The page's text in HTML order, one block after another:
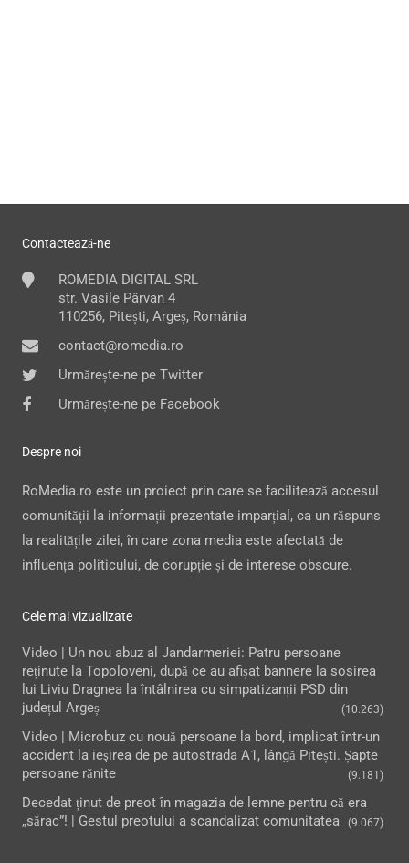
Contactează-ne
ROMEDIA DIGITAL SRL
str. Vasile Pârvan 4
110256, Pitești, Argeș, România
contact@romedia.ro
Urmărește-ne pe Twitter
Urmărește-ne pe Facebook
Despre noi
RoMedia.ro este un proiect prin care se facilitează accesul
comunității la informații prezentate imparțial, ca un răspuns
la realitățile zilei, în care zona media este afectată de
influența politicului, de corupție și de interese obscure.
Cele mai vizualizate
Video | Un nou abuz al Jandarmeriei: Patru persoane
reținute la Topoloveni, după ce au afișat bannere la sosirea
lui Liviu Dragnea la întâlnirea cu simpatizanții PSD din
județul Argeș
(10.263)
Video | Microbuz cu nouă persoane la bord, implicat într-un
accident la ieşirea de pe autostrada A1, lângă Pitești. Șapte
persoane rănite
(9.181)
Decedat ținut de preot în magazia de lemne pentru că era
„sărac”! | Gestul preotului a scandalizat comunitatea
(9.067)